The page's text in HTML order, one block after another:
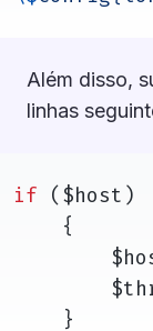
Além disso,
linhas
if ($host)
	{
	}